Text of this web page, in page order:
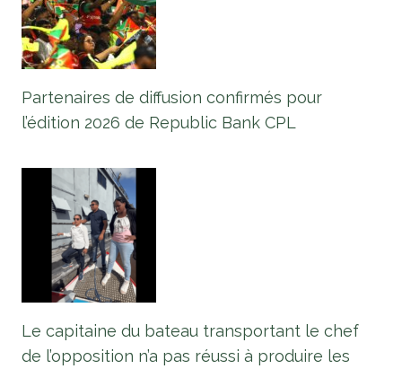
Partenaires de diffusion confirmés pour
l’édition 2026 de Republic Bank CPL
Le capitaine du bateau transportant le chef
de l’opposition n’a pas réussi à produire les